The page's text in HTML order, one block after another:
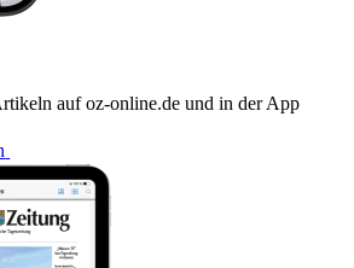
auf oz-online.de und in der App